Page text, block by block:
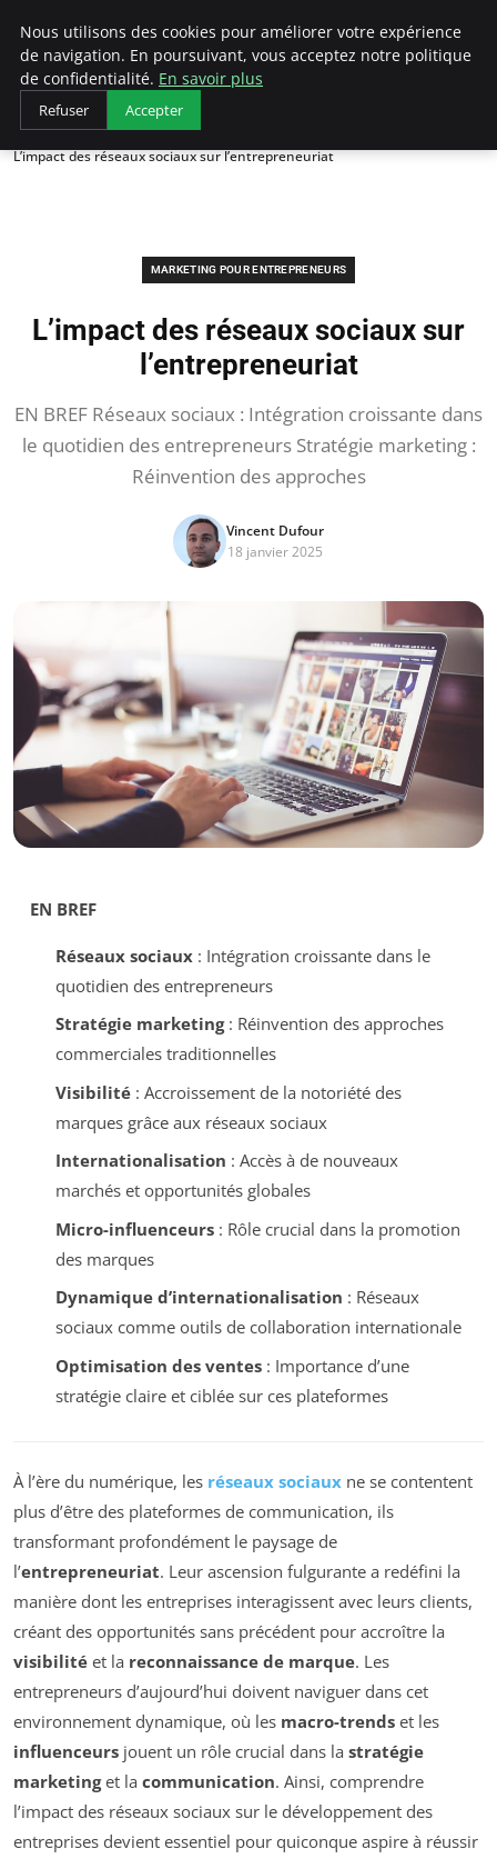
LECFCM
Accueil
Marketing pour entrepreneurs
L’impact des réseaux sociaux sur l’entrepreneuriat
MARKETING POUR ENTREPRENEURS
L’impact des réseaux sociaux sur
l’entrepreneuriat
EN BREF Réseaux sociaux : Intégration croissante dans
le quotidien des entrepreneurs Stratégie marketing :
Réinvention des approches
Vincent Dufour
18 janvier 2025
EN BREF
Réseaux sociaux: Intégration croissante dans le
quotidien des entrepreneurs
Stratégie marketing: Réinvention des approches
commerciales traditionnelles
Visibilité: Accroissement de la notoriété des
marques grâce aux réseaux sociaux
Internationalisation : Accès à de nouveaux
marchés et opportunités globales
Micro-influenceurs: Rôle crucial dans la promotion
des marques
Dynamique d’internationalisation : Réseaux
sociaux comme outils de collaboration internationale
Optimisation des ventes: Importance d’une
stratégie claire et ciblée sur ces plateformes
À l’ère du numérique, les réseaux sociaux ne se contentent
plus d’être des plateformes de communication, ils
transformant profondément le paysage de
l’entrepreneuriat. Leur ascension fulgurante a redéfini la
manière dont les entreprises interagissent avec leurs clients,
créant des opportunités sans précédent pour accroître la
visibilité et la reconnaissance de marque. Les
entrepreneurs d’aujourd’hui doivent naviguer dans cet
environnement dynamique, où les macro-trends et les
influenceurs jouent un rôle crucial dans la stratégie
marketinget la communication. Ainsi, comprendre
l’impact des réseaux sociaux sur le développement des
entreprises devient essentiel pour quiconque aspire à réussir
Nous utilisons des cookies pour améliorer votre expérience
de navigation. En poursuivant, vous acceptez notre politique
de confidentialité. En savoir plus
Refuser Accepter